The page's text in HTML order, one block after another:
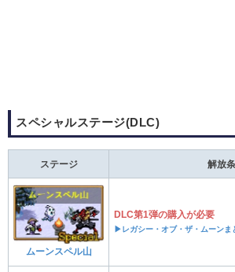
スペシャルステージ(DLC)
ステージ 解放
ムーンスペル山
DLC第1弾の購入が必要
▶レガシー・オブ・ザ・ムーンま